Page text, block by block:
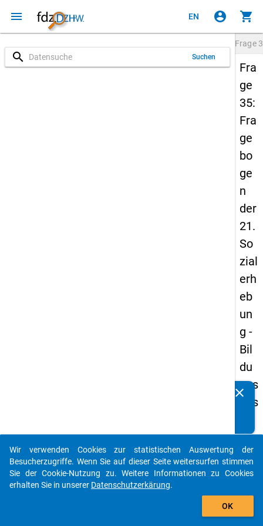
menu EN account_circle shopping_cart
search Suchen
Frage
Fra
ge
35:
Fra
ge
bo
ge
n
der
21.
So
zial
erh
eb
un
g -
Bil
du
ngs
aus
der
(in
ne
Details
clear
auto_stories
add_shopping_cart
Wir verwenden Cookies zur statistischen Auswertung der
Besucherzugriffe. Wenn Sie auf dieser Seite weitersurfen stimmen
Sie der Cookie-Nutzung zu. Weitere Informationen zu Cookies
erhalten Sie in unserer Datenschutzerkärung.
OK